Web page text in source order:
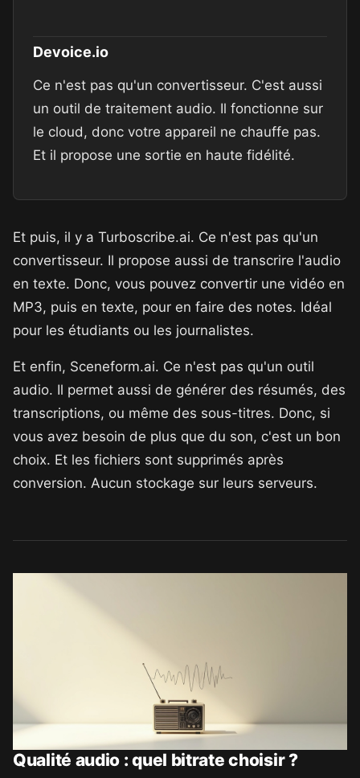
Devoice.io
Ce n'est pas qu'un convertisseur. C'est aussi
un outil de traitement audio. Il fonctionne sur
le cloud, donc votre appareil ne chauffe pas.
Et il propose une sortie en haute fidélité.
Et puis, il y a Turboscribe.ai. Ce n'est pas qu'un
convertisseur. Il propose aussi de transcrire l'audio
en texte. Donc, vous pouvez convertir une vidéo en
MP3, puis en texte, pour en faire des notes. Idéal
pour les étudiants ou les journalistes.
Et enfin, Sceneform.ai. Ce n'est pas qu'un outil
audio. Il permet aussi de générer des résumés, des
transcriptions, ou même des sous-titres. Donc, si
vous avez besoin de plus que du son, c'est un bon
choix. Et les fichiers sont supprimés après
conversion. Aucun stockage sur leurs serveurs.
Qualité audio : quel bitrate choisir ?